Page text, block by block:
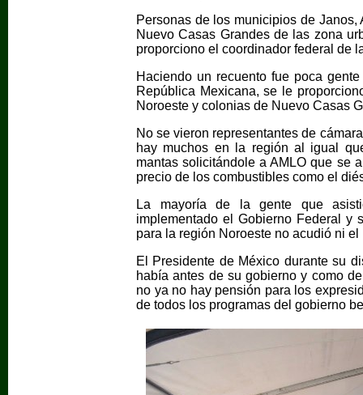
Personas de los municipios de
Nuevo Casas Grandes de las zona
proporciono el coordinador federal de
Haciendo un recuento fue poca
República Mexicana, se le
Noroeste y colonias de Nuevo Casas
No se vieron representantes de
hay muchos en la región al igual
mantas solicitándole a AMLO que se
precio de los combustibles como el
La mayoría de la gente que
implementado el Gobierno Federal y
para la región Noroeste no acudió ni el
El Presidente de México durante su
había antes de su gobierno y como
no ya no hay pensión para los
de todos los programas del gobierno